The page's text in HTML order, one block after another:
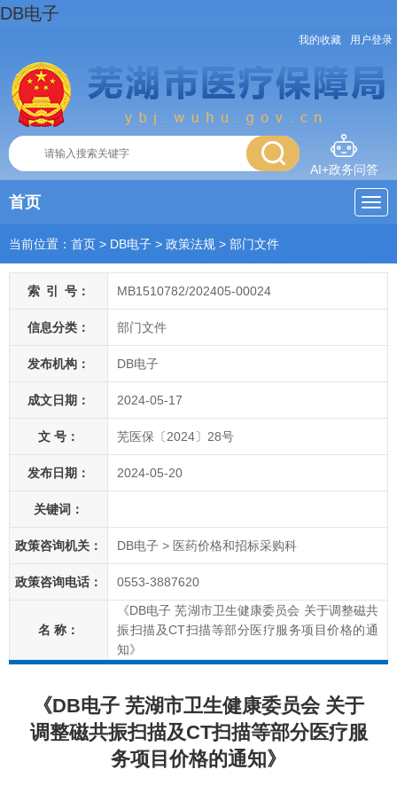
DB电子
我的收藏 用户登录
AI+政务问答
首页
当前位置： 首页 > DB电子 > 政策法规 > 部门文件
索 引 号： MB1510782/202405-00024
信息分类： 部门文件
发布机构： DB电子
成文日期： 2024-05-17
文 号： 芜医保〔2024〕28号
发布日期： 2024-05-20
关键词：
政策咨询机关： DB电子 > 医药价格和招标采购科
政策咨询电话： 0553-3887620
名 称：
《DB电子 芜湖市卫生健康委员会 关于调整磁共
振扫描及CT扫描等部分医疗服务项目价格的通
知》
《DB电子 芜湖市卫生健康委员会 关于
调整磁共振扫描及CT扫描等部分医疗服
务项目价格的通知》